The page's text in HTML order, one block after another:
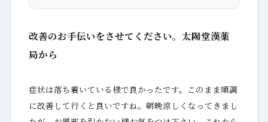
改善のお手伝いをさせてください。太陽堂漢薬
局から
症状は落ち着いている様で良かったです。このまま順調
に改善して行くと良いですね。朝晩涼しくなってきまし